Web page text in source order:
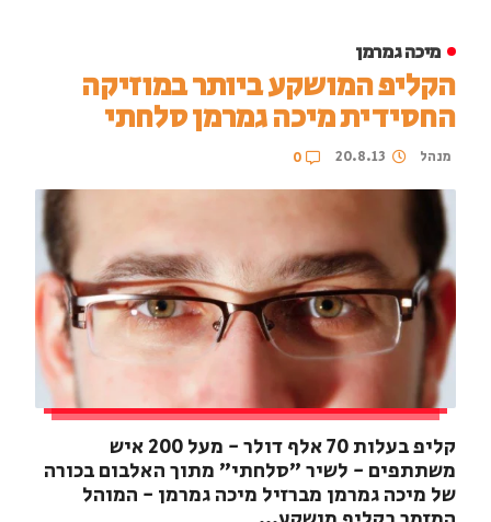
מיכה גמרמן
הקליפ המושקע ביותר במוזיקה
החסידית מיכה גמרמן סלחתי
מנהל 20.8.13
0
קליפ בעלות 70 אלף דולר - מעל 200 איש
משתתפים - לשיר "סלחתי" מתוך האלבום בכורה
של מיכה גמרמן מברזיל מיכה גמרמן - המוהל